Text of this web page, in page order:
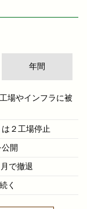
年間
場やインフラに被
２工場停止
開
で撤退
く